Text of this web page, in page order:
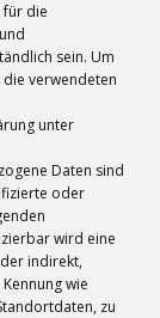
für die
sein. Um
verwendeten
unter
Daten sind
oder
wird eine
indirekt,
wie
zu